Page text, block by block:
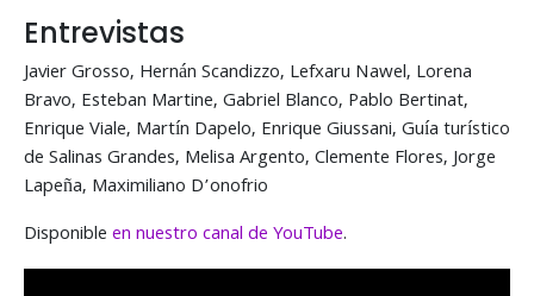
Entrevistas
Javier Grosso, Hernán Scandizzo, Lefxaru Nawel, Lorena
Bravo, Esteban Martine, Gabriel Blanco, Pablo Bertinat,
Enrique Viale, Martín Dapelo, Enrique Giussani, Guía turístico
de Salinas Grandes, Melisa Argento, Clemente Flores, Jorge
Lapeña, Maximiliano D’onofrio
Disponibleen nuestro canal de YouTube.